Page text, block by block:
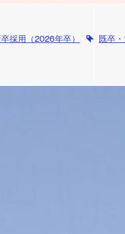
採用（2026年卒） 既卒